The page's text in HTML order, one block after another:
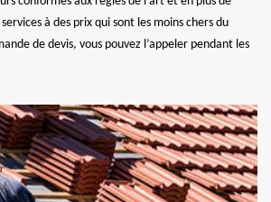
à des prix qui sont les moins chers du
de devis, vous pouvez l’appeler pendant les